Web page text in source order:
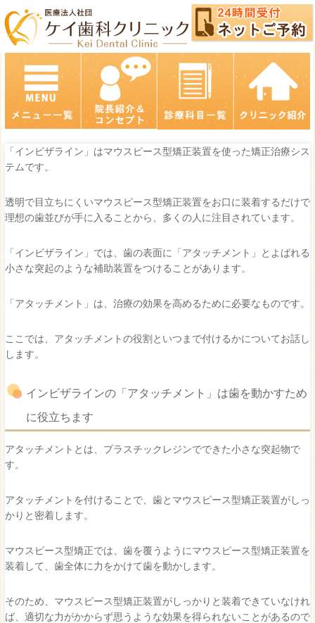
「インビザライン」はマウスピース型矯正装置を使った矯正治療シス
テムです。
透明で目立ちにくいマウスピース型矯正装置をお口に装着するだけで
理想の歯並びが手に入ることから、多くの人に注目されています。
「インビザライン」では、歯の表面に「アタッチメント」とよばれる
小さな突起のような補助装置をつけることがあります。
「アタッチメント」は、治療の効果を高めるために必要なものです。
ここでは、アタッチメントの役割といつまで付けるかについてお話し
します。
インビザラインの「アタッチメント」は歯を動かすため
に役立ちます
アタッチメントとは、プラスチックレジンでできた小さな突起物で
す。
アタッチメントを付けることで、歯とマウスピース型矯正装置がしっ
かりと密着します。
マウスピース型矯正では、歯を覆うようにマウスピース型矯正装置を
装着して、歯全体に力をかけて歯を動かします。
そのため、マウスピース型矯正装置がしっかりと装着できていなけれ
ば、適切な力がかからず思うような効果を得られないことがあるので